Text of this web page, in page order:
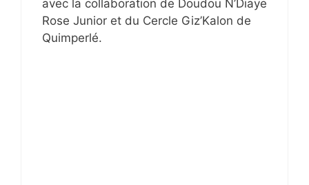
avec la collaboration de Doudou N’Diaye
Rose Junior et du Cercle Giz’Kalon de
Quimperlé.